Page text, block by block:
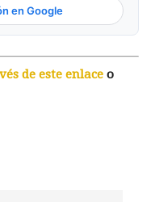
en Google
de este enlace o